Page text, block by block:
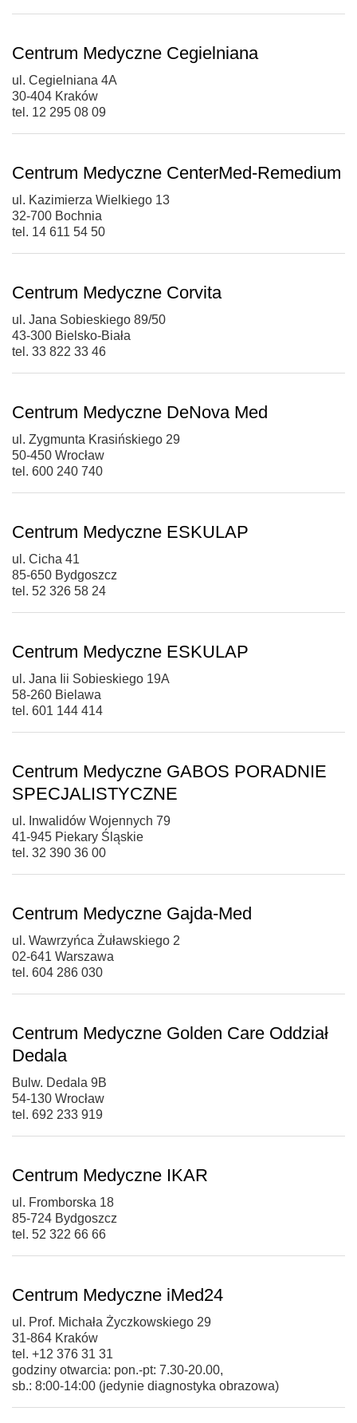
Centrum Medyczne Cegielniana
ul. Cegielniana 4A
30-404 Kraków
tel. 12 295 08 09
Centrum Medyczne CenterMed-Remedium
ul. Kazimierza Wielkiego 13
32-700 Bochnia
tel. 14 611 54 50
Centrum Medyczne Corvita
ul. Jana Sobieskiego 89/50
43-300 Bielsko-Biała
tel. 33 822 33 46
Centrum Medyczne DeNova Med
ul. Zygmunta Krasińskiego 29
50-450 Wrocław
tel. 600 240 740
Centrum Medyczne ESKULAP
ul. Cicha 41
85-650 Bydgoszcz
tel. 52 326 58 24
Centrum Medyczne ESKULAP
ul. Jana Iii Sobieskiego 19A
58-260 Bielawa
tel. 601 144 414
Centrum Medyczne GABOS PORADNIE
SPECJALISTYCZNE
ul. Inwalidów Wojennych 79
41-945 Piekary Śląskie
tel. 32 390 36 00
Centrum Medyczne Gajda-Med
ul. Wawrzyńca Żuławskiego 2
02-641 Warszawa
tel. 604 286 030
Centrum Medyczne Golden Care Oddział
Dedala
Bulw. Dedala 9B
54-130 Wrocław
tel. 692 233 919
Centrum Medyczne IKAR
ul. Fromborska 18
85-724 Bydgoszcz
tel. 52 322 66 66
Centrum Medyczne iMed24
ul. Prof. Michała Życzkowskiego 29
31-864 Kraków
tel. +12 376 31 31
godziny otwarcia: pon.-pt: 7.30-20.00,
sb.: 8:00-14:00 (jedynie diagnostyka obrazowa)